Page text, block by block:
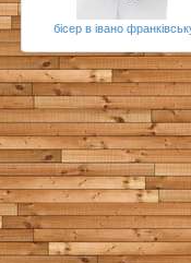
бісер в івано